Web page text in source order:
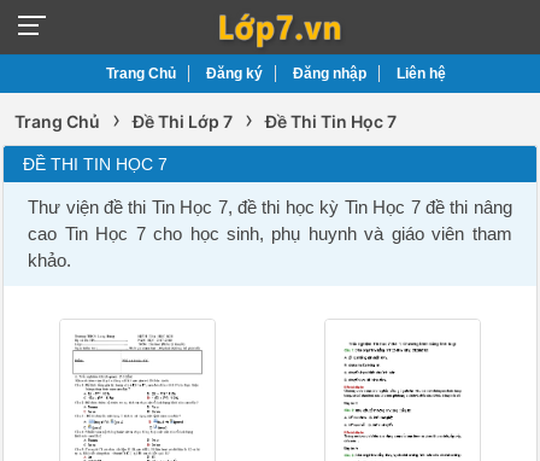
Trang Chủ Đăng ký Đăng nhập Liên hệ
Trang Chủ › Đề Thi Lớp 7 › Đề Thi Tin Học 7
ĐỀ THI TIN HỌC 7
Thư viện đề thi Tin Học 7, đề thi học kỳ Tin Học 7 đề thi nâng
cao Tin Học 7 cho học sinh, phụ huynh và giáo viên tham
khảo.